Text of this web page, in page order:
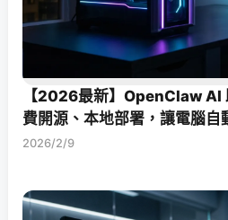
【2026最新】OpenClaw AI
費開源、本地部署，讓電腦自
2026/2/9